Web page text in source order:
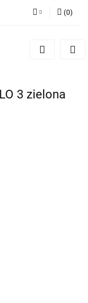
Zarejestruj się
(0)
3 zielona